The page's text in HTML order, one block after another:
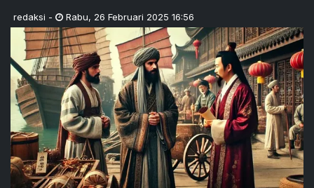
redaksi - Rabu, 26 Februari 2025 16:56